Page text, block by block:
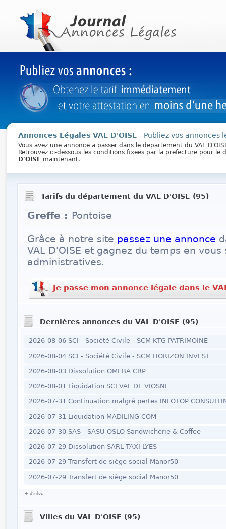
Annonces Légales VAL D'OISE - Publiez vos annonces
Vous avez une annonce a passer dans le departement du VAL
Retrouvez ci-dessous les conditions fixees par la prefecture pour
D'OISEmaintenant.
Tarifs du département du VAL D'OISE (95)
Greffe : Pontoise
Grâce à notre site passez une annonce
VAL D'OISE et gagnez du temps en
administratives.
Je passe mon annonce légale dans le
Dernières annonces du VAL D'OISE (95)
2026-08-06 SCI - Société Civile - SCM KTG PATRIMOINE
2026-08-04 SCI - Société Civile - SCM HORIZON INVEST
2026-08-03 Dissolution OMEBA CRP
2026-08-01 Liquidation SCI VAL DE VIOSNE
2026-07-31 Continuation malgré pertes INFOTOP
2026-07-31 Liquidation MADILING COM
2026-07-30 SAS - SASU OSLO Sandwicherie & Coffee
2026-07-29 Dissolution SARL TAXI LYES
2026-07-29 Transfert de siège social Manor50
2026-07-29 Transfert de siège social Manor50
+ d'infos
Villes du VAL D'OISE (95)